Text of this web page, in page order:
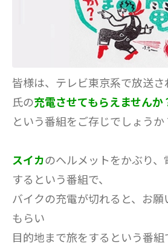
皆様は、テレビ東京系で放送さ
氏の充電させてもらえませんか
という番組をご存じでしょうか
スイカのヘルメットをかぶり、
するという番組で、
バイクの充電が切れると、お願
もらい
目的地まで旅をするという番組